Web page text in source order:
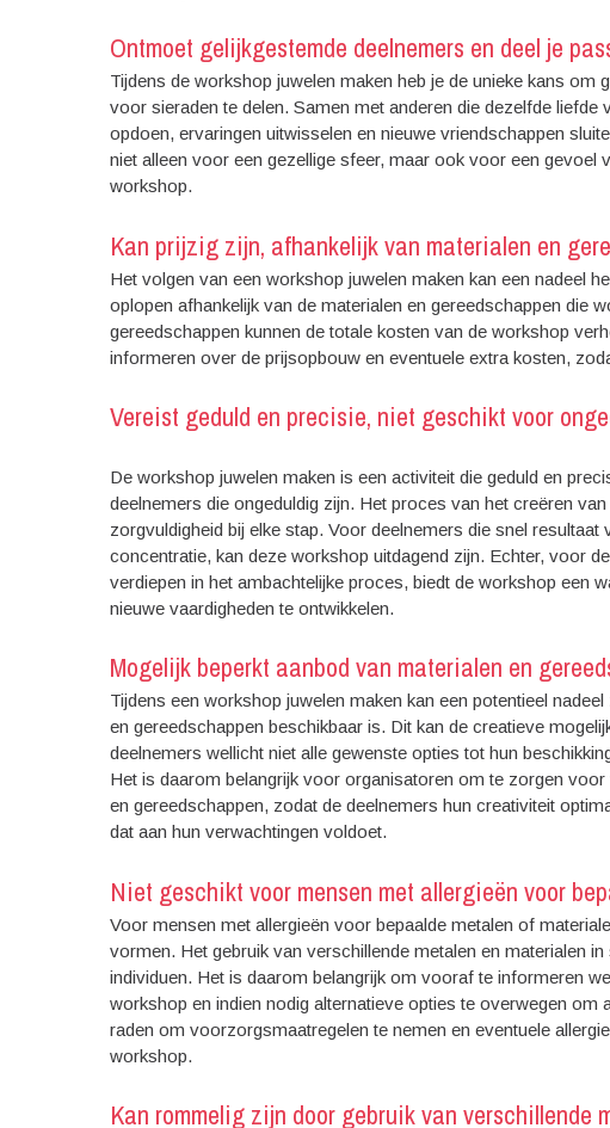
Ontmoet gelijkgestemde deelnemers en deel je
Tijdens de workshop juwelen maken heb je de unieke kans
voor sieraden te delen. Samen met anderen die dezelfde
opdoen, ervaringen uitwisselen en nieuwe vriendschappen
niet alleen voor een gezellige sfeer, maar ook voor een gevoel
workshop.
Kan prijzig zijn, afhankelijk van materialen en
Het volgen van een workshop juwelen maken kan een nadeel
oplopen afhankelijk van de materialen en gereedschappen die
gereedschappen kunnen de totale kosten van de workshop
informeren over de prijsopbouw en eventuele extra kosten,
Vereist geduld en precisie, niet geschikt voor
De workshop juwelen maken is een activiteit die geduld en
deelnemers die ongeduldig zijn. Het proces van het creëren
zorgvuldigheid bij elke stap. Voor deelnemers die snel
concentratie, kan deze workshop uitdagend zijn. Echter, voor
verdiepen in het ambachtelijke proces, biedt de workshop een
nieuwe vaardigheden te ontwikkelen.
Mogelijk beperkt aanbod van materialen en
Tijdens een workshop juwelen maken kan een potentieel
en gereedschappen beschikbaar is. Dit kan de creatieve
deelnemers wellicht niet alle gewenste opties tot hun
Het is daarom belangrijk voor organisatoren om te zorgen
en gereedschappen, zodat de deelnemers hun creativiteit
dat aan hun verwachtingen voldoet.
Niet geschikt voor mensen met allergieën voor
Voor mensen met allergieën voor bepaalde metalen of
vormen. Het gebruik van verschillende metalen en materialen
individuen. Het is daarom belangrijk om vooraf te informeren
workshop en indien nodig alternatieve opties te overwegen
raden om voorzorgsmaatregelen te nemen en eventuele
workshop.
Kan rommelig zijn door gebruik van verschillende